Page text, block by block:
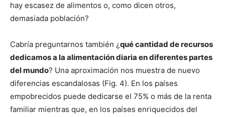
hay escasez de alimentos o, como dicen otros,
demasiada población?
Cabría preguntarnos también ¿qué cantidad de recursos
dedicamos a la alimentación diaria en diferentes partes
del mundo? Una aproximación nos muestra de nuevo
diferencias escandalosas (Fig. 4). En los países
empobrecidos puede dedicarse el 75% o más de la renta
familiar mientras que, en los países enriquecidos del